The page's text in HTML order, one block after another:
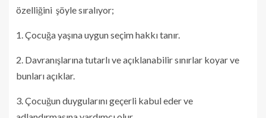
özelliğini şöyle sıralıyor;
1. Çocuğa yaşına uygun seçim hakkı tanır.
2. Davranışlarına tutarlı ve açıklanabilir sınırlar koyar ve
bunları açıklar.
3. Çocuğun duygularını geçerli kabul eder ve